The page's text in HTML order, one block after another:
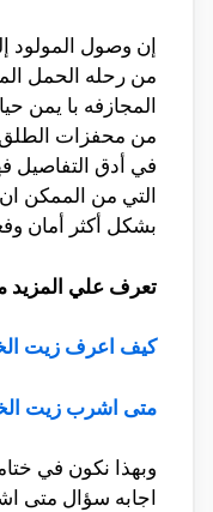
إن وصول المولود
من رحله الحمل
المجازفه با يمن
من محفزات الطلق
في أدق التفاصيل
التي من الممكن
بشكل أكثر أمان
تعرف علي المزيد
كيف اعرف زيت
متى اشرب زيت
وبهذا نكون في
اجابه سؤال متى